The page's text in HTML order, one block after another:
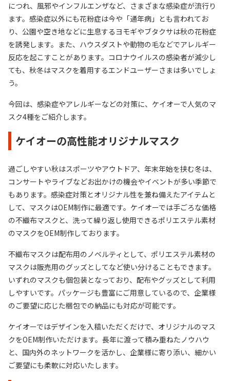
につれ、風邪やインフルエンザなど、さまざまな感染症が流行り
ます。感染症以外にも花粉症は今や「通年病」とも言われてお
り、公園や空き地などに生息するヨモギやブタクサは秋の花粉症
を誘発します。また、ハウスダストや動物の毛などでアレルギー
反応を起こすことがあります。コロナウイルスの感染者が減少し
ても、秋冬はマスクを着用するエンドユーザーさまは多いでしょ
う。
今回は、感染症やアレルギーなどの対策に、ケイオーで人気のマ
スク4種をご紹介します。
ケイオーの高性能オリジナルマスク
過ごしやすい秋はスポーツやアウトドア、年末年始を挟む冬は、
コンサートやライブなどお出かけの機会やイベントが多い季節で
もあります。感染症対策とオリジナル性を兼ね備えたアイテムと
して、マスクはOEM制作に最適です。ケイオーでは手ごろな価格
の不織布マスクと、洗って繰り返し使用できるポリエステル素材
のマスクをOEM制作しております。
不織布マスクは配布用のノベルティとして、ポリエステル素材の
マスクは販売用のグッズとしてなど使い分けることもできます。
いずれのマスクも個包装となっており、配布やグッズとして利用
しやすいです。パッケージも豊富にご用意しているので、企業様
のご要望に応じた梱包での納品にも対応が可能です。
ケイオーではデザインを入稿いただくだけで、オリジナルのマス
クをOEM制作いただけます。長年に渡って積み重ねたノウハウ
と、国内外のネットワークを活かし、企業様に寄り添い、細かい
ご要望にも柔軟に対応いたします。